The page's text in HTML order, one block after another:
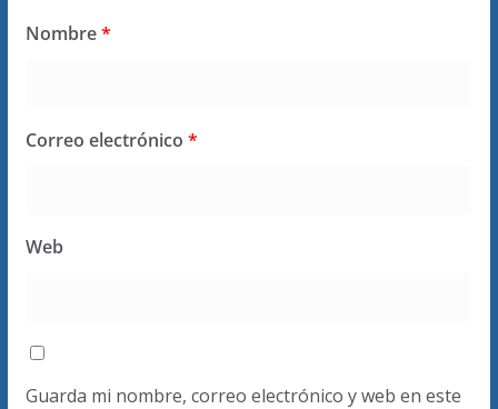
Nombre*
Correo electrónico *
Web
Guarda mi nombre, correo electrónico y web en este